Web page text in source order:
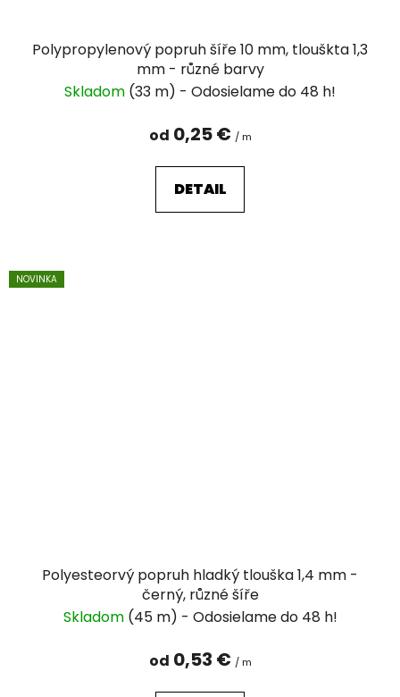
Polypropylenový popruh šíře 10 mm, tlouškta 1,3
mm - různé barvy
Skladom (33 m)
od 0,25 € / m
DETAIL
NOVINKA
Polyesteorvý popruh hladký tlouška 1,4 mm -
černý, různé šíře
Skladom (45 m)
od 0,53 € / m